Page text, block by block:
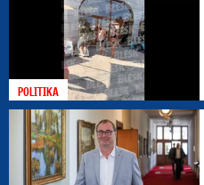
POLITIKA